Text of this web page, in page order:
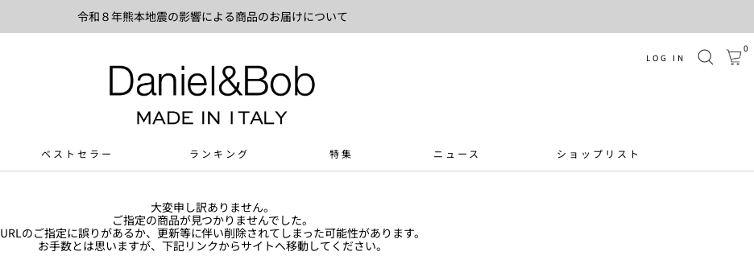
令和８年熊本地震の影響による商品のお届けについて
LOG IN
0
ベストセラー ランキング 特集 ニュース ショップリスト
大変申し訳ありません。
ご指定の商品が見つかりませんでした。
URLのご指定に誤りがあるか、更新等に伴い削除されてしまった可能性があります。
お手数とは思いますが、下記リンクからサイトへ移動してください。